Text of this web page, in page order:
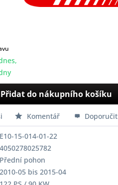
Přidat do nákupního košíku
Komentář Doporučit
E10-15-014-01-22
4050278025782
Přední pohon
2010-05 bis 2015-04